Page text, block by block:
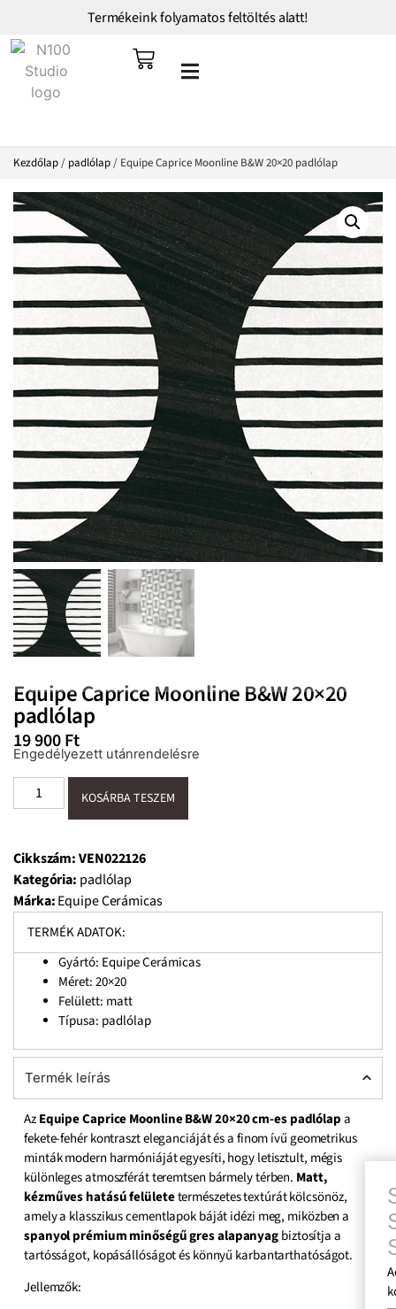
Termékeink folyamatos feltöltés alatt!
Kezdőlap/ padlólap/ Equipe Caprice Moonline B&W 20×20 padlólap
Equipe Caprice Moonline B&W 20×20
padlólap
19 900Ft
Engedélyezett utánrendelésre
KOSÁRBA TESZEM
Cikkszám:VEN022126
Kategória: padlólap
Márka:Equipe Cerámicas
TERMÉK ADATOK:
Gyártó: Equipe Cerámicas
Méret:20×20
Felülett: matt
Típusa: padlólap
Termék leírás
AzEquipe Caprice Moonline B&W 20×20 cm-es padlólapa
fekete-fehér kontraszt eleganciáját és a finom ívű geometrikus
minták modern harmóniáját egyesíti, hogy letisztult, mégis
különleges atmoszférát teremtsen bármely térben. Matt,
kézműves hatású felületetermészetes textúrát kölcsönöz,
amely a klasszikus cementlapok báját idézi meg, miközben a
spanyol prémium minőségű gres alapanyagbiztosítja a
tartósságot, kopásállóságot és könnyű karbantarthatóságot.
Jellemzők:
Add meg nekünk
kollégánk rövid időn